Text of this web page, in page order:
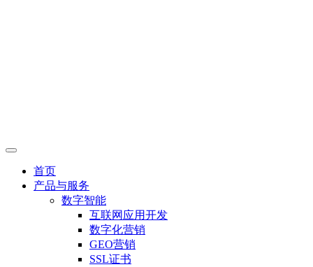
首页
产品与服务
数字智能
互联网应用开发
数字化营销
GEO营销
SSL证书